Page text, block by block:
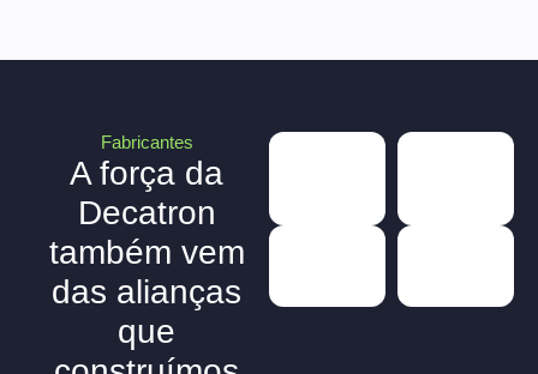
Fabricantes
A força da
Decatron
também vem
das alianças
que